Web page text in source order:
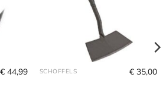
€ 44,99 SCHOFFELS € 35,00